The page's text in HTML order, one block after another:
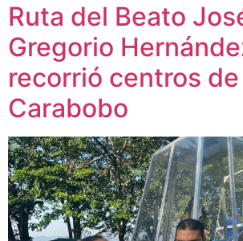
Ruta del Beato
Gregorio
recorrió centros
Carabobo